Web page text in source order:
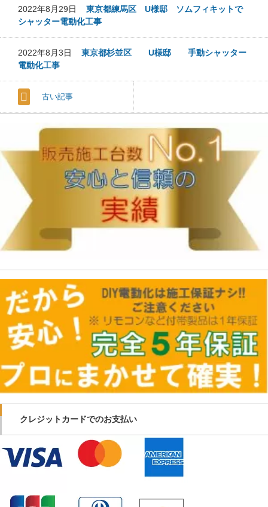
2022年8月29日 東京都練馬区 U様邸 ソムフィキットで
シャッター電動化工事
2022年8月3日 東京都杉並区 U様邸 手動シャッター
電動化工事
古い記事
クレジットカードでのお支払い